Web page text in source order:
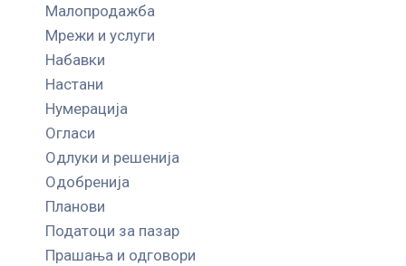
Малопродажба
Мрежи и услуги
Набавки
Настани
Нумерација
Огласи
Одлуки и решенија
Одобренија
Планови
Податоци за пазар
Прашања и одговори